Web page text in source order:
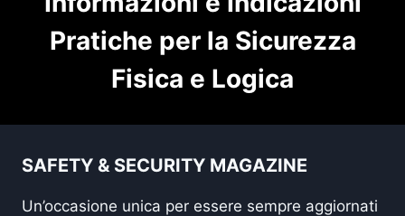
Pratiche per la Sicurezza
Fisica e Logica
SAFETY & SECURITY MAGAZINE
Un’occasione unica per essere sempre aggiornati